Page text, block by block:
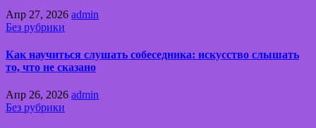
Апр 27, 2026 admin
Без рубрики
Как научиться слушать собеседника: искусство слышать
то, что не сказано
Апр 26, 2026 admin
Без рубрики